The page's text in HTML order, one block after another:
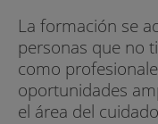
La formación se
personas que no
como
oportunidades
el área del